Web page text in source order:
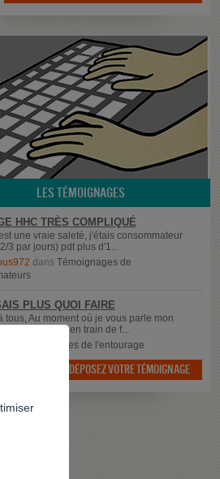
LES TÉMOIGNAGES
HHC TRÈS COMPLIQUÉ
une vraie saleté, j'étais consommateur
3 par jours) pdt plus d'1...
dans Témoignages de
PLUS QUOI FAIRE
tous, Au moment où je vous parle mon
à 43 ans est en train de f...
Témoignages de l'entourage
DÉPOSEZ VOTRE TÉMOIGNAGE